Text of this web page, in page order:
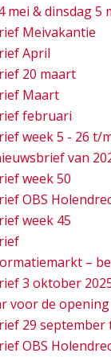
mei & dinsdag 5
Meivakantie
April
20 maart
Maart
februari
week 5 - 26 t/
van
week 50
OBS
week 45
–
3 oktober
voor de
29
OBS